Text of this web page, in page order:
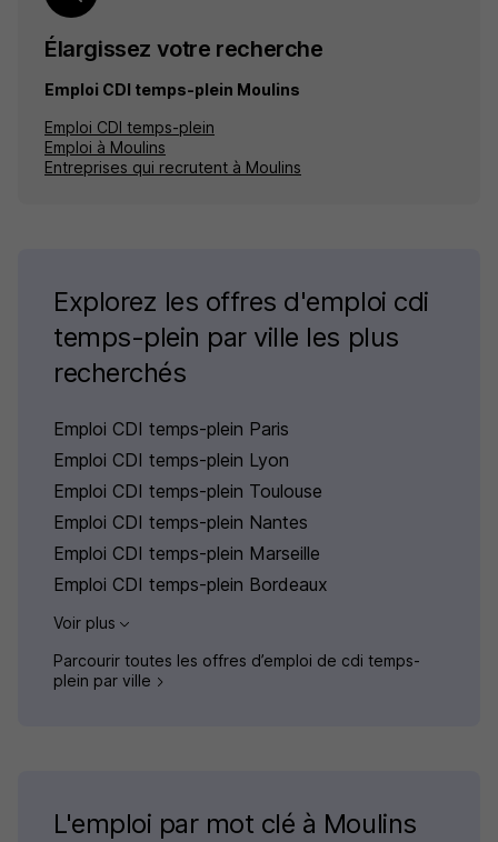
Élargissez votre recherche
Emploi CDI temps-plein Moulins
Emploi CDI temps-plein
Emploi à Moulins
Entreprises qui recrutent à Moulins
Explorez les offres d'emploi cdi
temps-plein par ville les plus
recherchés
Emploi CDI temps-plein Paris
Emploi CDI temps-plein Lyon
Emploi CDI temps-plein Toulouse
Emploi CDI temps-plein Nantes
Emploi CDI temps-plein Marseille
Emploi CDI temps-plein Bordeaux
Voir plus
Parcourir toutes les offres d’emploi de cdi temps-
plein par ville
L'emploi par mot clé à Moulins